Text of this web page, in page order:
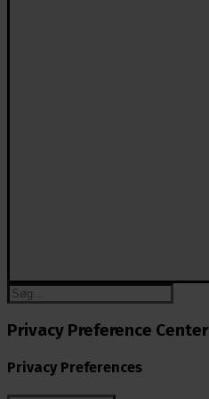
Privacy Preference Center
Privacy Preferences